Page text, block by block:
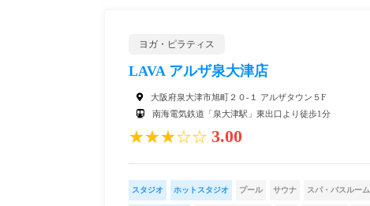
ヨガ・ピラティス
LAVA アルザ泉大津店
大阪府泉大津市旭町２０-１ アルザタウン５F
南海電気鉄道「泉大津駅」東出口より徒歩1分
★★★☆☆ 3.00
スタジオ ホットスタジオ プール サウナ スパ・バスルーム